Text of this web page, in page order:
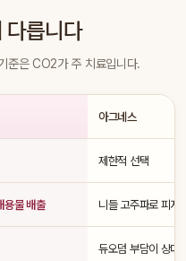
다릅니다
준은 CO2가 주 치료입니다.
아그네스
제한적 선택
용물 배출 니들 고주파로 피지
듀오덤 부담이 상대